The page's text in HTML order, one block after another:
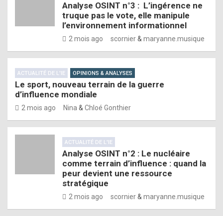
Analyse OSINT n°3 : L’ingérence ne
truque pas le vote, elle manipule
l’environnement informationnel
2 mois ago scornier& maryanne.musique
ACTUALITÉ DE L'IE OPINIONS & ANALYSES
Le sport, nouveau terrain de la guerre
d’influence mondiale
2 mois ago Nina & Chloé Gonthier
ACTUALITÉ DE L'IE
Analyse OSINT n°2 : Le nucléaire
comme terrain d’influence : quand la
peur devient une ressource
stratégique
2 mois ago scornier& maryanne.musique